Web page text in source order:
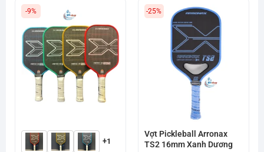
-9%
+1
-25%
Vợt Pickleball Arronax
TS2 16mm Xanh Dương